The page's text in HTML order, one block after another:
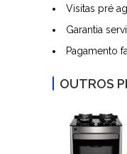
Visitas pré
Garantia
Pagamento
OUTROS